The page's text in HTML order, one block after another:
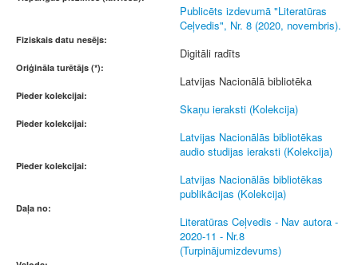
Publicēts izdevumā "Literatūras
Ceļvedis", Nr. 8 (2020, novembris).
Fiziskais datu nesējs:
Digitāli radīts
Oriģināla turētājs (*):
Latvijas Nacionālā bibliotēka
Pieder kolekcijai:
Skaņu ieraksti (Kolekcija)
Pieder kolekcijai:
Latvijas Nacionālās bibliotēkas
audio studijas ieraksti (Kolekcija)
Pieder kolekcijai:
Latvijas Nacionālās bibliotēkas
publikācijas (Kolekcija)
Daļa no:
Literatūras Ceļvedis - Nav autora -
2020-11 - Nr.8
(Turpinājumizdevums)